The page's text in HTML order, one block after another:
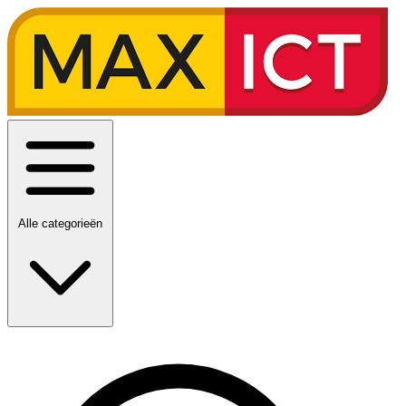
Alle categorieën